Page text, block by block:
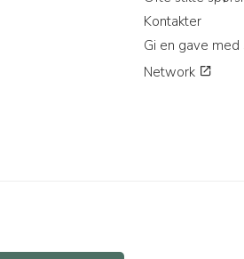
Kontakter
Gi en gave
Network